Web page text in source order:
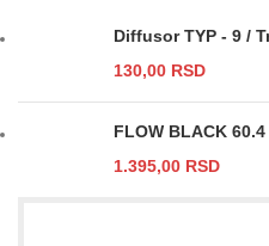
Diffusor TYP - 9 /
130,00 RSD
FLOW BLACK
1.395,00 RSD